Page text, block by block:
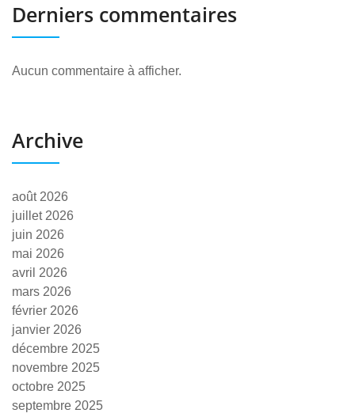
Derniers commentaires
Aucun commentaire à afficher.
Archive
août 2026
juillet 2026
juin 2026
mai 2026
avril 2026
mars 2026
février 2026
janvier 2026
décembre 2025
novembre 2025
octobre 2025
septembre 2025